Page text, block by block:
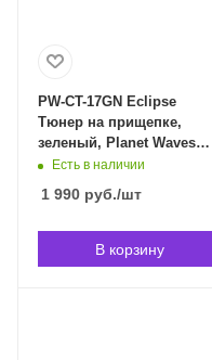
PW-CT-17GN Eclipse
Тюнер на прищепке,
зеленый, Planet Waves
PW-CT-17GN в
Есть в наличии
1 990 руб./шт
В корзину